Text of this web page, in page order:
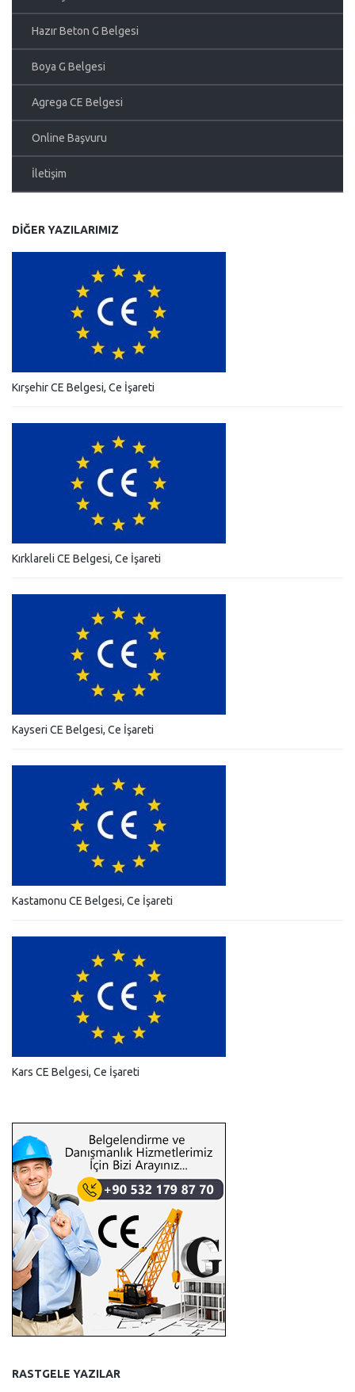
Hazır Beton G Belgesi
Boya G Belgesi
Agrega CE Belgesi
Online Başvuru
İletişim
DIĞER YAZILARIMIZ
Kırşehir CE Belgesi, Ce İşareti
Kırklareli CE Belgesi, Ce İşareti
Kayseri CE Belgesi, Ce İşareti
Kastamonu CE Belgesi, Ce İşareti
Kars CE Belgesi, Ce İşareti
RASTGELE YAZILAR